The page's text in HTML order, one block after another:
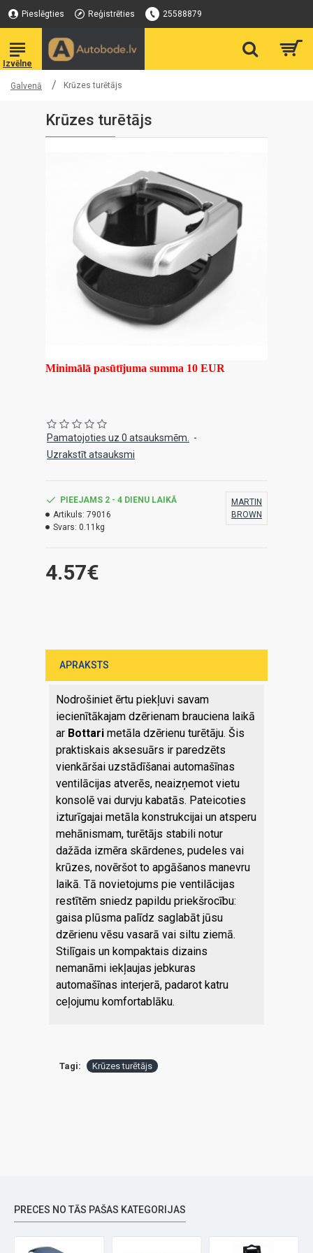
Pieslēgties Reģistrēties 25588879
Galvenā Krūzes turētājs
Krūzes turētājs
Minimālā pasūtījuma summa 10 EUR
Pamatojoties uz 0 atsauksmēm.
-
Uzrakstīt atsauksmi
4.57€
PIEEJAMS 2 - 4 DIENU LAIKĀ
Artikuls: 79016
Svars: 0.11kg
MARTIN
BROWN
APRAKSTS
Nodrošiniet ērtu piekļuvi savam
iecienītākajam dzērienam brauciena laikā
ar Bottari metāla dzērienu turētāju. Šis
praktiskais aksesuārs ir paredzēts
vienkāršai uzstādīšanai automašīnas
ventilācijas atverēs, neaizņemot vietu
konsolē vai durvju kabatās. Pateicoties
izturīgajai metāla konstrukcijai un atsperu
mehānismam, turētājs stabili notur
dažāda izmēra skārdenes, pudeles vai
krūzes, novēršot to apgāšanos manevru
laikā. Tā novietojums pie ventilācijas
restītēm sniedz papildu priekšrocību:
gaisa plūsma palīdz saglabāt jūsu
dzērienu vēsu vasarā vai siltu ziemā.
Stilīgais un kompaktais dizains
nemanāmi iekļaujas jebkuras
automašīnas interjerā, padarot katru
ceļojumu komfortablāku.
Tagi: Krūzes turētājs
PRECES NO TĀS PAŠAS KATEGORIJAS